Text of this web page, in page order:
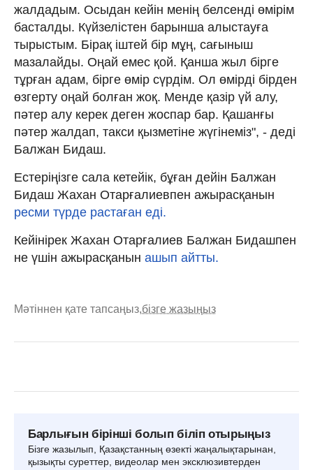
жалдадым. Осыдан кейін менің белсенді өмірім
басталды. Күйзелістен барынша алыстауға
тырыстым. Бірақ іштей бір мұң, сағыныш
мазалайды. Оңай емес қой. Қанша жыл бірге
тұрған адам, бірге өмір сүрдім. Ол өмірді бірден
өзгерту оңай болған жоқ. Менде қазір үй алу,
пәтер алу керек деген жоспар бар. Қашанғы
пәтер жалдап, такси қызметіне жүгінеміз", - деді
Балжан Бидаш.
Естеріңізге сала кетейік, бұған дейін Балжан
Бидаш Жахан Отарғалиевпен ажырасқанын
ресми түрде растаған еді.
Кейінірек Жахан Отарғалиев Балжан Бидашпен
не үшін ажырасқанын ашып айтты.
Мәтіннен қате тапсаңыз,бізге жазыңыз
Барлығын бірінші болып біліп отырыңыз
Бізге жазылып, Қазақстанның өзекті жаңалықтарынан,
қызықты суреттер, видеолар мен эксклюзивтерден